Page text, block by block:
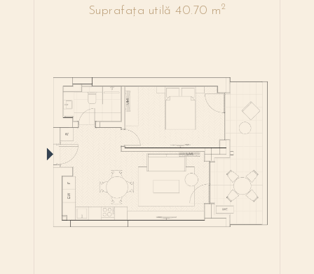
Suprafața utilă 40.70 m2